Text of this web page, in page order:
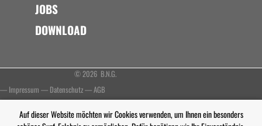
JOBS
DOWNLOAD
© 2026 B.N.G.
— Impressum — Datenschutz—AGB
Auf dieser Website möchten wir Cookies verwenden, um Ihnen ein besonders